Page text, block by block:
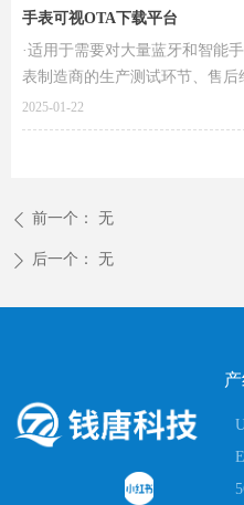
ꄴ 前一个： 无
ꄲ 后一个： 无
成本、提高设备品质、提升生产
手表可视OTA下载平台
·适用于需要对大量蓝牙和智能
表制造商的生产测试环节、售
速更新手表系统版本，获得更好
2025-01-22